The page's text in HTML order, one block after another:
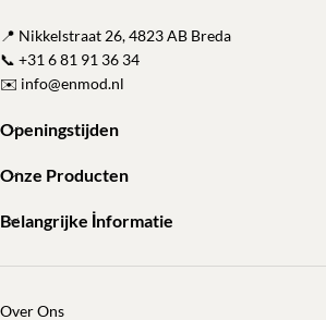
📍 Nikkelstraat 26, 4823 AB Breda
📞 +31 6 81 91 36 34
✉️ info@enmod.nl
Openingstijden
Onze Producten
Belangrijke İnformatie
Over Ons